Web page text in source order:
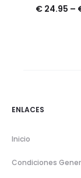
€ 24.95 –
ENLACES
Inicio
Condiciones